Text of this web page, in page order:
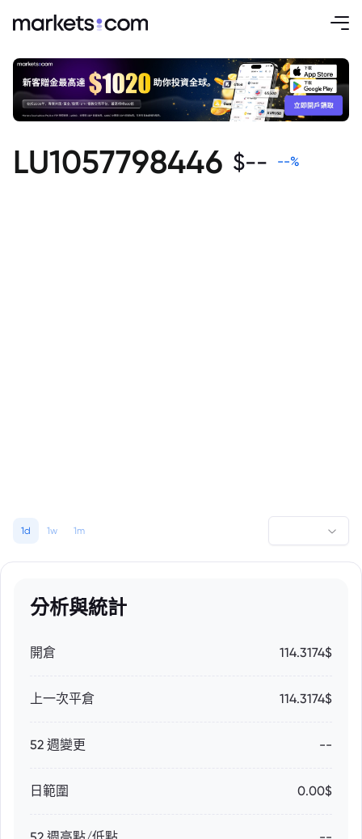
LU1057798446 $-- --%
1d 1w 1m
分析與統計
開倉 114.3174$
上一次平倉 114.3174$
52 週變更 --
日範圍 0.00$